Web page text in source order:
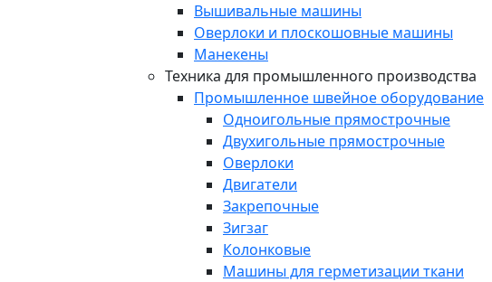
Вышивальные машины
Оверлоки и плоскошовные машины
Манекены
Техника для промышленного производства
Промышленное швейное оборудование
Одноигольные прямострочные
Двухигольные прямострочные
Оверлоки
Двигатели
Закрепочные
Зигзаг
Колонковые
Машины для герметизации ткани